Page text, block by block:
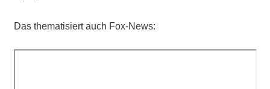
Das thematisiert auch Fox-News: